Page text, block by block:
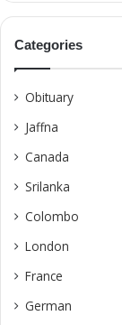
Categories
Obituary
Jaffna
Canada
Srilanka
Colombo
London
France
German